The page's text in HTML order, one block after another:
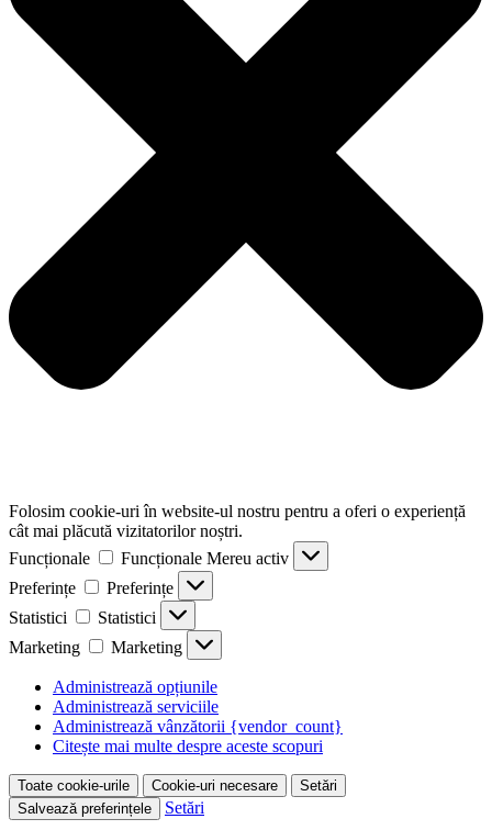
Folosim cookie-uri în website-ul nostru pentru a oferi o experiență
cât mai plăcută vizitatorilor noștri.
Funcționale
Funcționale Mereu activ
Preferințe
Preferințe
Statistici
Statistici
Marketing
Marketing
Administrează opțiunile
Administrează serviciile
Administrează vânzătorii {vendor_count}
Citește mai multe despre aceste scopuri
Toate cookie-urile Cookie-uri necesare
Setări
Salvează preferințele
Setări